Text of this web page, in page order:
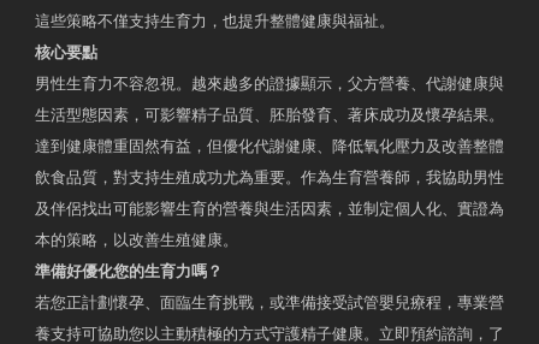
這些策略不僅支持生育力，也提升整體健康與福祉。
核心要點
男性生育力不容忽視。越來越多的證據顯示，父方營養、代謝健康與
生活型態因素，可影響精子品質、胚胎發育、著床成功及懷孕結果。
達到健康體重固然有益，但優化代謝健康、降低氧化壓力及改善整體
飲食品質，對支持生殖成功尤為重要。作為生育營養師，我協助男性
及伴侶找出可能影響生育的營養與生活因素，並制定個人化、實證為
本的策略，以改善生殖健康。
準備好優化您的生育力嗎？
若您正計劃懷孕、面臨生育挑戰，或準備接受試管嬰兒療程，專業營
養支持可協助您以主動積極的方式守護精子健康。立即預約諮詢，了